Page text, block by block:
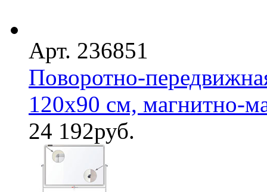
Арт. 236851
Поворотно-
120х90 см, магнитно-
24 192руб.